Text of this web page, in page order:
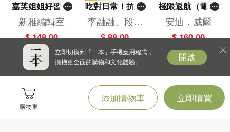
購物車
添加購物車 立即購買
嘉芙姐姐好習慣
兒歌小手機
新雅編輯室
$ 148.00
吃對日常！抗炎
減糖飲食法
李融融、段佳
麗,黃梨煜、顧
$ 88.00
極限返航（電影
書衣典藏版）
（獨家收錄作者
訪談）
安迪．威爾
$ 160.00
立即切換到「一本」手機應用程式，
擁抱更全面的購物和文化體驗。
開啟